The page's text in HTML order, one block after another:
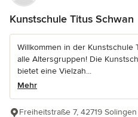
Kunstschule Titus Schwan
Willkommen in der Kunstschule
alle Altersgruppen! Die
bietet eine Vielzah...
Mehr
Freiheitstraße 7, 42719 Solingen